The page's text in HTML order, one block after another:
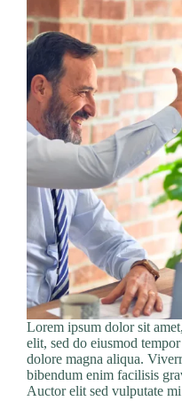
Lorem ipsum dolor sit
elit, sed do eiusmod
dolore magna aliqua.
bibendum enim facilisis
Auctor elit sed vulputate